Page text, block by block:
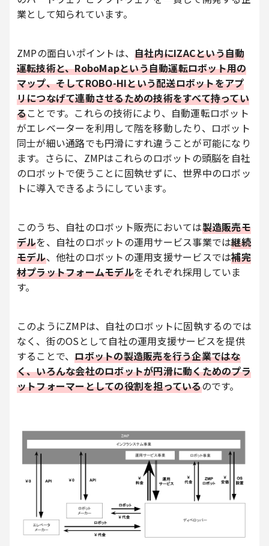
業として知られています。
ZMPの面白いポイントは、自社内にIZACという自動
運転技術と、RoboMapという自動運転ロボット用の
マップ、そしてROBO-HIという配送ロボットをアプ
リにつなげて連動させるための技術をすべて持ってい
ることです。これらの技術により、自動運転ロボット
がエレベーターを利用して階を移動したり、ロボット
同士が細い通路でも円滑にすれ違うことが可能になり
ます。さらに、ZMPはこれらのロボットの頭脳を自社
のロボットで使うことに固執せずに、世界中のロボッ
トに導入できるようにしています。
このうち、自社のロボット販売においては製造販売モ
デルを、自社のロボットの運用サービス事業では継続
モデル、他社のロボットの運用支援サービスでは補完
材プラットフォームモデルをそれぞれ採用していま
す。
このようにZMPは、自社のロボットに固執するのでは
なく、街のOSとして自社の運用支援サービスを提供
することで、ロボットの製造販売を行う企業ではな
く、いろんな会社のロボットが円滑に動くためのプラ
ットフォーマーとしての役割を担っているのです。